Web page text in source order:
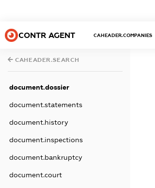
CONTR AGENT CAHEADER.COMPANIES
CAHEADER.SEARCH
document.dossier
document.statements
document.history
document.inspections
document.bankruptcy
document.court